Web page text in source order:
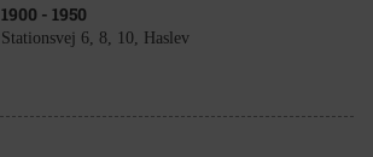
1900 - 1950
Stationsvej 6, 8, 10, Haslev